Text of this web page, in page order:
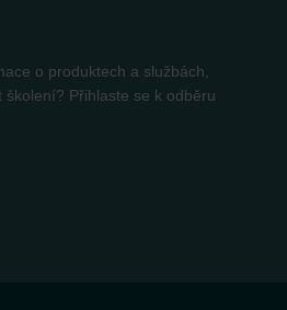
o produktech a službách,
Přihlaste se k odběru